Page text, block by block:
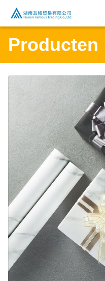
Producten